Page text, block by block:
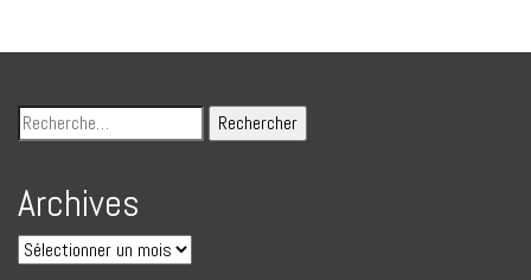
Archives